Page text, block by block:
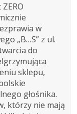
w
„B…S” z ul.
do
sklepu,
głośnika.
którzy nie mają